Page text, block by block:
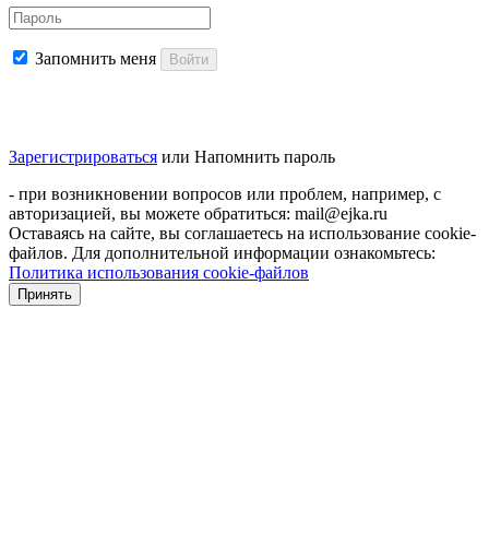
Запомнить меня Войти
Зарегистрироваться или Напомнить пароль
- при возникновении вопросов или проблем, например, с
авторизацией, вы можете обратиться: mail@ejka.ru
Оставаясь на сайте, вы соглашаетесь на использование cookie-
файлов. Для дополнительной информации ознакомьтесь:
Политика использования cookie-файлов
Принять